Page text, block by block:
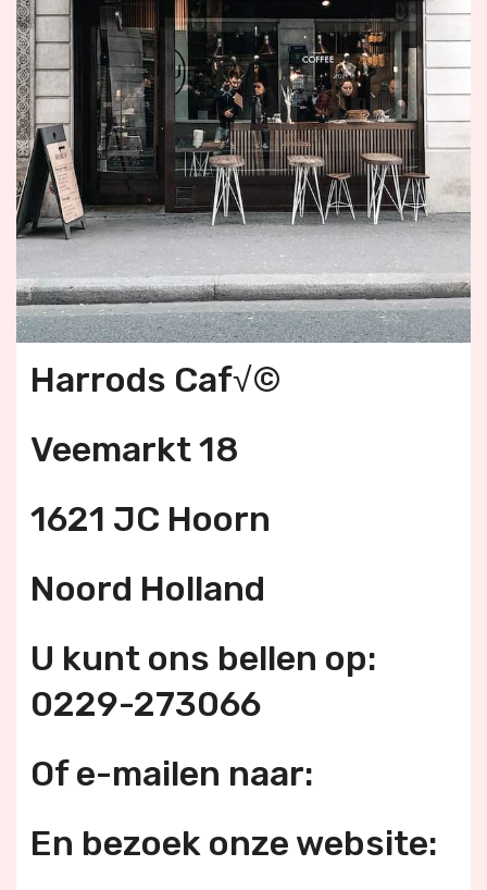
Harrods Caf√©
Veemarkt 18
1621 JC Hoorn
Noord Holland
U kunt ons bellen op:
0229-273066
Of e-mailen naar:
En bezoek onze website: